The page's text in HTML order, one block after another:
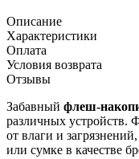
Описание
Характеристики
Оплата
Условия возврата
Отзывы
Забавный флеш-
различных устройств.
от влаги и
или сумке в качестве